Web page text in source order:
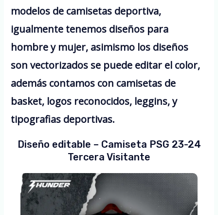
modelos de camisetas deportiva,
igualmente tenemos diseños para
hombre y mujer, asimismo los diseños
son vectorizados se puede editar el color,
además contamos con camisetas de
basket, logos reconocidos, leggins, y
tipografias deportivas.
Diseño editable – Camiseta PSG 23-24
Tercera Visitante